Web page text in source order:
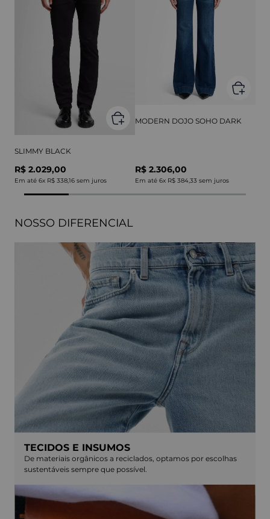
SLIMMY BLACK
R$ 2.029,00
Em até 6x R$ 338,16 sem juros
MODERN DOJO SOHO DARK
R$ 2.306,00
Em até 6x R$ 384,33 sem juros
NOSSO DIFERENCIAL
TECIDOS E INSUMOS
De materiais orgânicos a reciclados, optamos por escolhas
sustentáveis sempre que possível.